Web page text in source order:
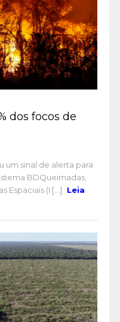
dos focos de
um sinal de alerta para
BDQueimadas,
Espaciais (I [...]
Leia